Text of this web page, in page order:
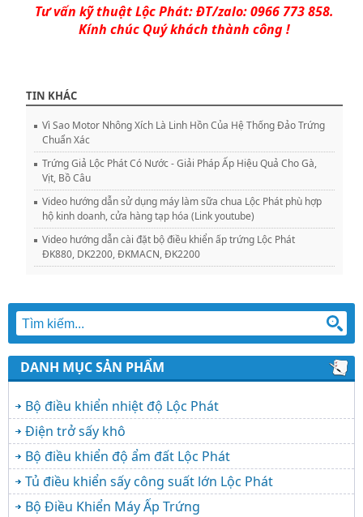
Tư vấn kỹ thuật Lộc Phát: ĐT/zalo: 0966 773 858.
Kính chúc Quý khách thành công !
TIN KHÁC
Vì Sao Motor Nhông Xích Là Linh Hồn Của Hệ Thống Đảo Trứng
Chuẩn Xác
Trứng Giả Lộc Phát Có Nước - Giải Pháp Ấp Hiệu Quả Cho Gà,
Vịt, Bồ Câu
Video hướng dẫn sử dụng máy làm sữa chua Lộc Phát phù hợp
hộ kinh doanh, cửa hàng tạp hóa (Link youtube)
Video hướng dẫn cài đặt bộ điều khiển ấp trứng Lộc Phát
ĐK880, DK2200, ĐKMACN, ĐK2200
DANH MỤC SẢN PHẨM
Bộ điều khiển nhiệt độ Lộc Phát
Điện trở sấy khô
Bộ điều khiển độ ẩm đất Lộc Phát
Tủ điều khiển sấy công suất lớn Lộc Phát
Bộ Điều Khiển Máy Ấp Trứng